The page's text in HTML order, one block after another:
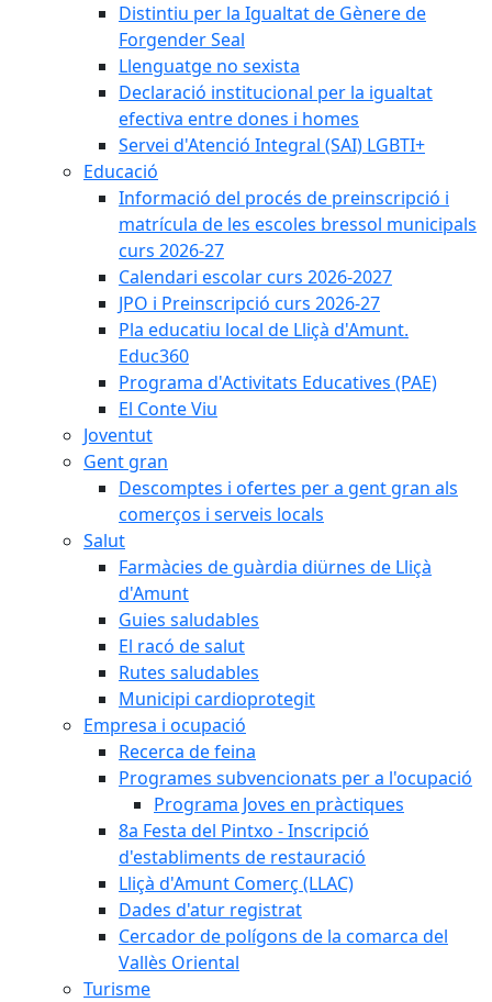
Distintiu per la Igualtat de Gènere de
Forgender Seal
Llenguatge no sexista
Declaració institucional per la igualtat
efectiva entre dones i homes
Servei d'Atenció Integral (SAI) LGBTI+
Educació
Informació del procés de preinscripció i
matrícula de les escoles bressol municipals
curs 2026-27
Calendari escolar curs 2026-2027
JPO i Preinscripció curs 2026-27
Pla educatiu local de Lliçà d'Amunt.
Educ360
Programa d'Activitats Educatives (PAE)
El Conte Viu
Joventut
Gent gran
Descomptes i ofertes per a gent gran als
comerços i serveis locals
Salut
Farmàcies de guàrdia diürnes de Lliçà
d'Amunt
Guies saludables
El racó de salut
Rutes saludables
Municipi cardioprotegit
Empresa i ocupació
Recerca de feina
Programes subvencionats per a l'ocupació
Programa Joves en pràctiques
8a Festa del Pintxo - Inscripció
d'establiments de restauració
Lliçà d'Amunt Comerç (LLAC)
Dades d'atur registrat
Cercador de polígons de la comarca del
Vallès Oriental
Turisme